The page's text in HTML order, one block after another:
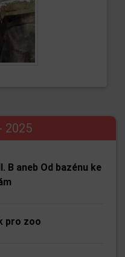
2025
B aneb Od bazénu ke
pro zoo